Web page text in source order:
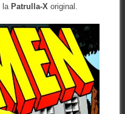
la Patrulla-X original.